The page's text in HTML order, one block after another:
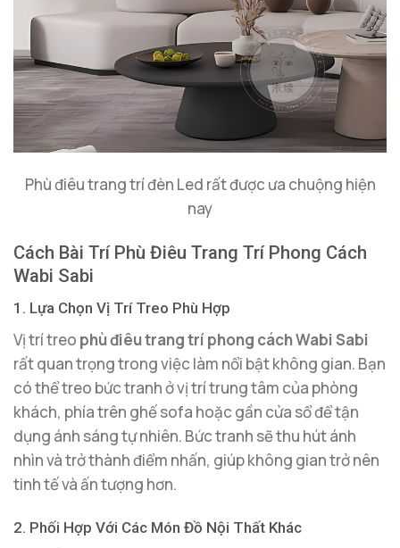
Phù điêu trang trí đèn Led rất được ưa chuộng hiện
nay
Cách Bài Trí Phù Điêu Trang Trí Phong Cách
Wabi Sabi
1. Lựa Chọn Vị Trí Treo Phù Hợp
Vị trí treo phù điêu trang trí phong cách Wabi Sabi
rất quan trọng trong việc làm nổi bật không gian. Bạn
có thể treo bức tranh ở vị trí trung tâm của phòng
khách, phía trên ghế sofa hoặc gần cửa sổ để tận
dụng ánh sáng tự nhiên. Bức tranh sẽ thu hút ánh
nhìn và trở thành điểm nhấn, giúp không gian trở nên
tinh tế và ấn tượng hơn.
2. Phối Hợp Với Các Món Đồ Nội Thất Khác